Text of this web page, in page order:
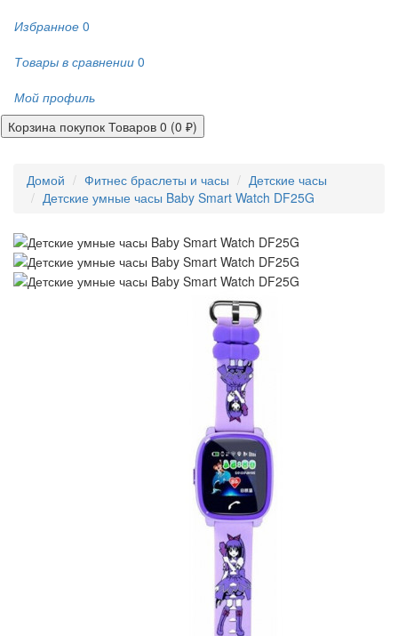
Избранное 0
Товары в сравнении 0
Мой профиль
Корзина покупок Товаров 0 (0 ₽)
Домой Фитнес браслеты и часы
Детские часы
Детские умные часы Baby Smart Watch DF25G